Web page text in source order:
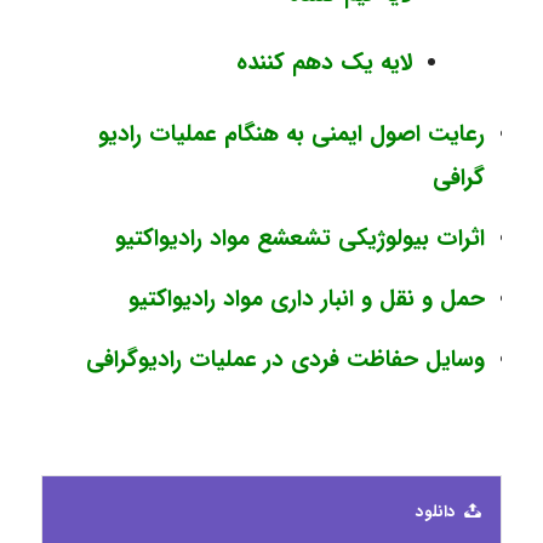
لایه یک دهم کننده
رعایت اصول ایمنی به هنگام عملیات رادیو
گرافی
اثرات بیولوژیکی تشعشع مواد رادیواکتیو
حمل و نقل و انبار داری مواد رادیواکتیو
وسایل حفاظت فردی در عملیات رادیوگرافی
دانلود